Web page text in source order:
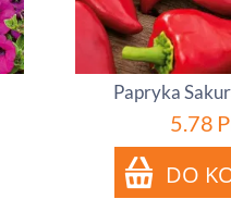
Papryka
5.78